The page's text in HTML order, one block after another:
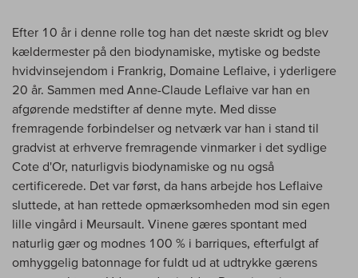
Efter 10 år i denne rolle tog han det næste skridt og blev
kældermester på den biodynamiske, mytiske og bedste
hvidvinsejendom i Frankrig, Domaine Leflaive, i yderligere
20 år. Sammen med Anne-Claude Leflaive var han en
afgørende medstifter af denne myte. Med disse
fremragende forbindelser og netværk var han i stand til
gradvist at erhverve fremragende vinmarker i det sydlige
Cote d'Or, naturligvis biodynamiske og nu også
certificerede. Det var først, da hans arbejde hos Leflaive
sluttede, at han rettede opmærksomheden mod sin egen
lille vingård i Meursault. Vinene gæres spontant med
naturlig gær og modnes 100 % i barriques, efterfulgt af
omhyggelig batonnage for fuldt ud at udtrykke gærens